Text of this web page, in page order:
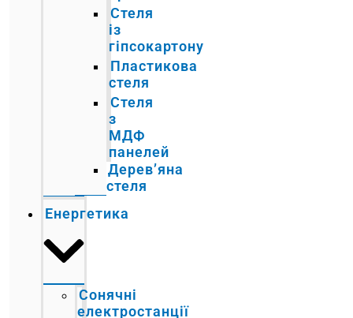
Стеля
із
гіпсокартону
Пластикова
стеля
Стеля
з
МДФ
панелей
Дерев’яна
стеля
Енергетика
Сонячні
електростанції